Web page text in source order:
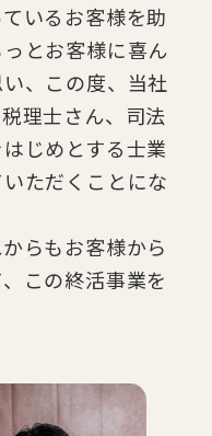
いるお客様を助
とお客様に喜ん
、この度、当社
理士さん、司法
じめとする士業
ただくことにな
らもお客様から
この終活事業を